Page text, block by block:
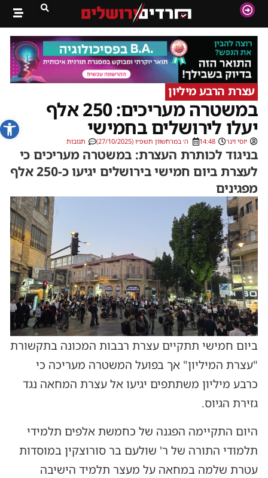
פתח
עצרת הרבע מיליון
במשטרה מעריכים: 250 אלף
יעלו לירושלים בחמישי
יוסי וינר 14:48 ה׳ במרחשוון תשפ״ו (27/10/2025) תגובות
בניגוד לכותרת העצרת: במשטרה מעריכים כי
לעצרת ביום חמישי בירושלים יגיעו כ-250 אלף
מפגינים
ביום חמישי תתקיים עצרת רבבות המכונה בתקשורת
"עצרת המיליון" אך בפועל המשטרה מעריכה כי
כרבע מיליון משתתפים יגיעו אל עצרת המחאה נגד
גזירת הגיוס.
היום התקיימה הפגנה של כחמשת אלפים תלמידי
תלמודי התורה של ר' שולעם בר סורוצקין במוסדות
עטרת שלמה במחאה על מעצר תלמיד הישיבה